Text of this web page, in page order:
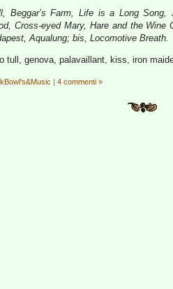
Beggar’s Farm, Life is a Long
Cross-eyed Mary, Hare and the
Aqualung; bis, Locomotive Breath.
tull, genova, palavaillant, kiss, iron
| 4 commenti »